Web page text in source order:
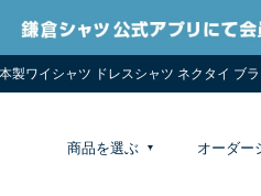
製ワイシャツ ドレスシャツ ネクタイ ブラ
商品を選ぶ オーダー